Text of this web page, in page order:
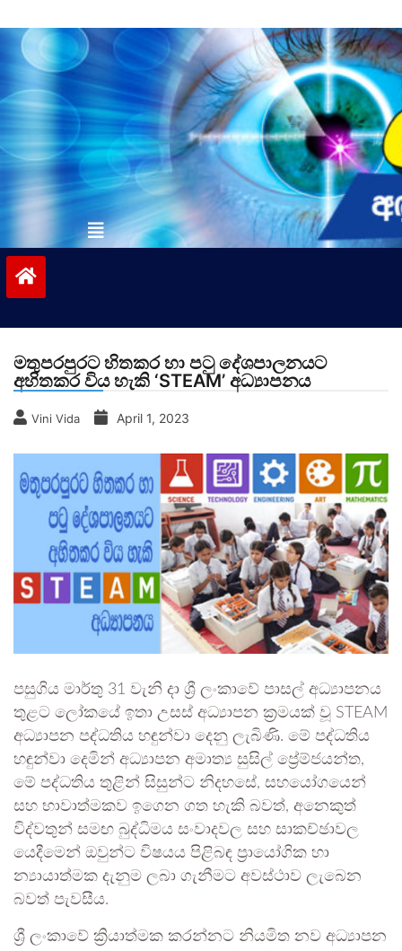
to
contentvinivida.lk
මතුපරපුරට හිතකර හා පටු දේශපාලනයට
අහිතකර විය හැකි ‘STEAM’ අධ්‍යාපනය
Vini Vida April 1, 2023
පසුගිය මාර්තු 31 වැනි දා ශ්‍රී ලංකාවේ පාසල් අධ්‍යාපනය
තුළට ලෝකයේ ඉතා උසස් අධ්‍යාපන ක්‍රමයක් වූ STEAM
අධ්‍යාපන පද්ධතිය හඳුන්වා දෙනු ලැබිණි. මේ පද්ධතිය
හඳුන්වා දෙමින් අධ්‍යාපන අමාත්‍ය සුසිල් ප්‍රේම්ජයන්ත,
මේ පද්ධතිය තුළින් සිසුන්ට නිදහසේ, සහයෝගයෙන්
සහ භාවාත්මකව ඉගෙන ගත හැකි බවත්, අනෙකුත්
විද්වතුන් සමඟ බුද්ධිමය සංවාදවල සහ සාකච්ඡාවල
යෙදීමෙන් ඔවුන්ට විෂයය පිළිබඳ ප්‍රායෝගික හා
න්‍යායාත්මක දැනුම ලබා ගැනීමට අවස්ථාව ලැබෙන
බවත් පැවසීය.
ශ්‍රී ලංකාවේ ක්‍රියාත්මක කරන්නට නියමිත නව අධ්‍යාපන